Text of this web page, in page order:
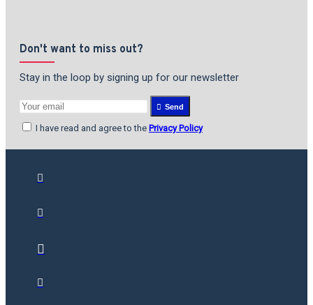
Don't want to miss out?
Stay in the loop by signing up for our newsletter
Send
I have read and agree to the Privacy Policy